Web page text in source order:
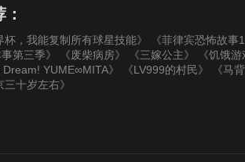
杯，我能复制所有球星技能》 《菲律宾恐怖故事
第三季》
《废柴病房》 《三嫁公主》 《饥饿游
Dream! YUME∞MITA》 《LV999的村民》 《马
三十岁左右》